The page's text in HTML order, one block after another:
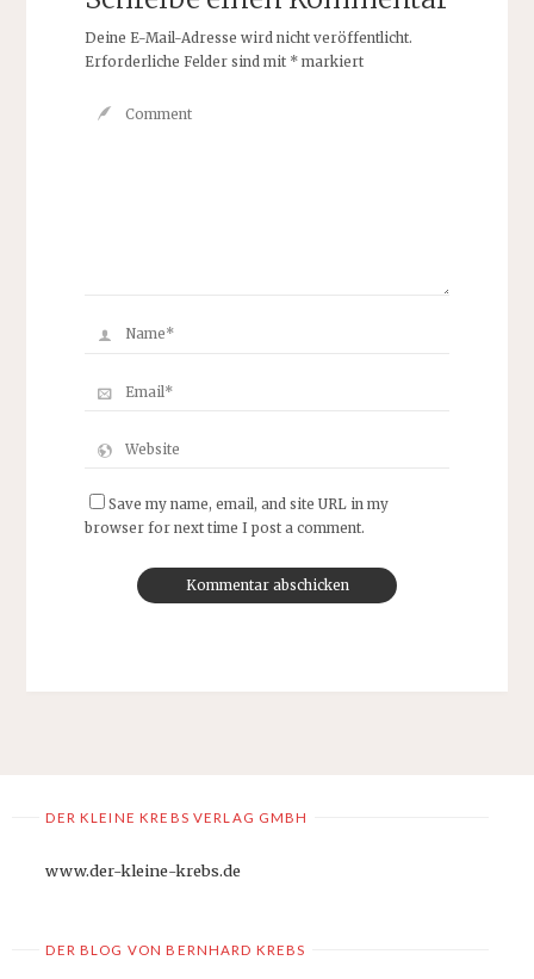
Deine E-Mail-Adresse wird nicht veröffentlicht.
Erforderliche Felder sind mit *markiert
Save my name, email, and site URL in my
browser for next time I post a comment.
DER KLEINE KREBS VERLAG GMBH
www.der-kleine-krebs.de
DER BLOG VON BERNHARD KREBS